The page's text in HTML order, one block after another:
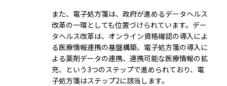
また、電子処方箋は、政府が進めるデータヘルス
改革の一環としても位置づけられています。デー
タヘルス改革は、オンライン資格確認の導入によ
る医療情報連携の基盤構築、電子処方箋の導入に
よる薬剤データの連携、連携可能な医療情報の拡
充、という3つのステップで進められており、電
子処方箋はステップ2に該当します。